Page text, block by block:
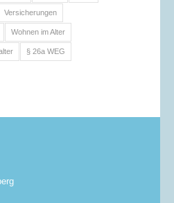
Versicherungen
Wohnen im Alter
§ 26a WEG